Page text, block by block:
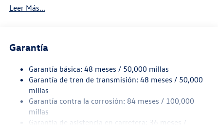
Leer Más...
Garantía
Garantía básica: 48 meses / 50,000 millas
Garantía de tren de transmisión: 48 meses / 50,000
millas
Garantía contra la corrosión: 84 meses / 100,000
millas
Garantía de asistencia en carretera: 36 meses /